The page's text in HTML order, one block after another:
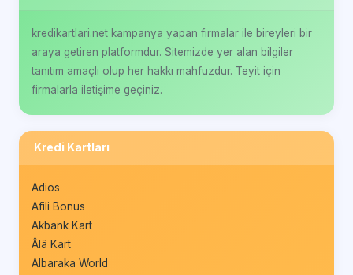
kredikartlari.net kampanya yapan firmalar ile bireyleri bir
araya getiren platformdur. Sitemizde yer alan bilgiler
tanıtım amaçlı olup her hakkı mahfuzdur. Teyit için
firmalarla iletişime geçiniz.
Kredi Kartları
Adios
Afili Bonus
Akbank Kart
Âlâ Kart
Albaraka World